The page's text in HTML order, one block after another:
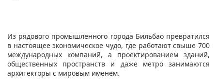
Из рядового промышленного города Бильбао превратился
в настоящее экономическое чудо, где работают свыше 700
международных компаний, а проектированием зданий,
общественных пространств и даже метро занимаются
архитекторы с мировым именем.